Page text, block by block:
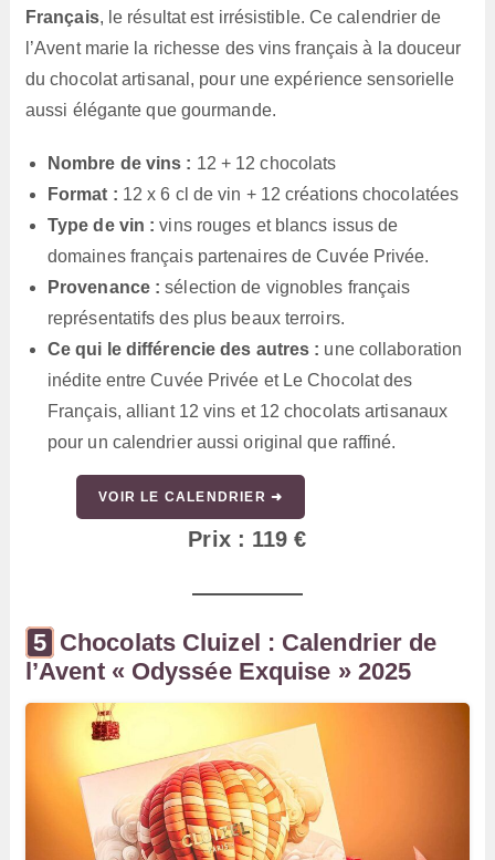
Français, le résultat est irrésistible. Ce calendrier de
l’Avent marie la richesse des vins français à la douceur
du chocolat artisanal, pour une expérience sensorielle
aussi élégante que gourmande.
Nombre de vins : 12 + 12 chocolats
Format : 12 x 6 cl de vin + 12 créations chocolatées
Type de vin : vins rouges et blancs issus de
domaines français partenaires de Cuvée Privée.
Provenance : sélection de vignobles français
représentatifs des plus beaux terroirs.
Ce qui le différencie des autres : une collaboration
inédite entre Cuvée Privée et Le Chocolat des
Français, alliant 12 vins et 12 chocolats artisanaux
pour un calendrier aussi original que raffiné.
VOIR LE CALENDRIER ➜
Prix : 119 €
Chocolats Cluizel : Calendrier de
l’Avent « Odyssée Exquise » 2025